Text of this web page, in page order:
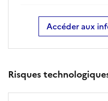
Accéder aux
Risques